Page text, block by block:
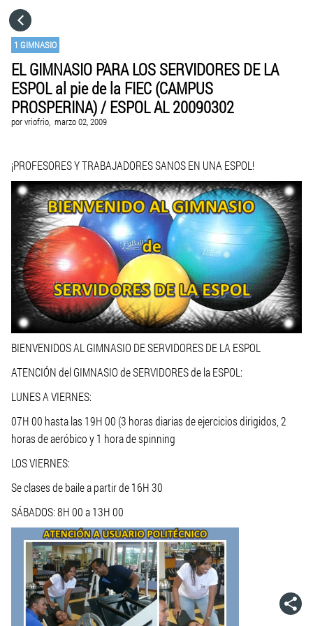
1 GIMNASIO
EL GIMNASIO PARA LOS SERVIDORES DE LA
ESPOL al pie de la FIEC (CAMPUS
PROSPERINA) / ESPOL AL 20090302
porvriofrio, marzo 02, 2009
¡PROFESORES Y TRABAJADORES SANOS EN UNA ESPOL!
BIENVENIDOS AL GIMNASIO DE SERVIDORES DE LA ESPOL
ATENCIÓN del GIMNASIO de SERVIDORES de la ESPOL:
LUNES A VIERNES:
07H 00 hasta las 19H 00 (3 horas diarias de ejercicios dirigidos, 2
horas de aeróbico y 1 hora de spinning
LOS VIERNES:
Se clases de baile a partir de 16H 30
SÁBADOS: 8H 00 a 13H 00
CATEGORÍAS
IR A
VISITA EL SITIO WEB